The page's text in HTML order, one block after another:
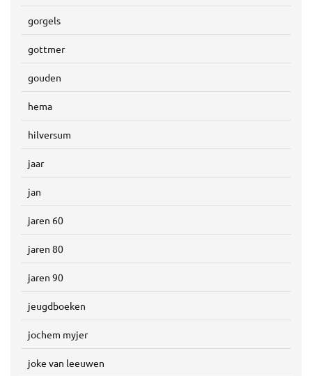
gorgels
gottmer
gouden
hema
hilversum
jaar
jan
jaren 60
jaren 80
jaren 90
jeugdboeken
jochem myjer
joke van leeuwen